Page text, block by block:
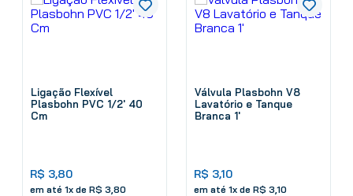
Ligação Flexível
Plasbohn PVC 1/2' 40
Cm
R$ 3,80
em até 1x de R$ 3 80
Válvula Plasbohn V8
Lavatório e Tanque
Branca 1'
R$ 3,10
em até 1x de R$ 3 10